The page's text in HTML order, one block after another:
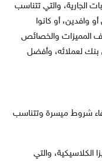
الجارية، والتي تتناسب
أو وافدين، أو كانوا
المميزات والخصائص
لعملائه، وأفضل
شروط ميسرة وتتناسب
الكلاسيكية، والتي